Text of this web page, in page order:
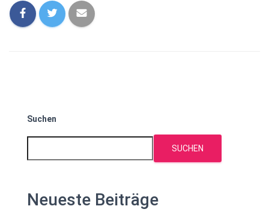
Suchen
SUCHEN
Neueste Beiträge